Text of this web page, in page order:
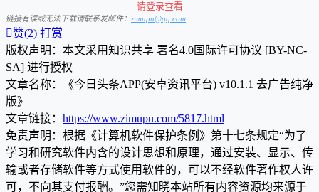
请登录查看
链接有误或无法下载请联系发邮件： zimupu@qq.com
赞(2) 打赏
版权声明：本文采用知识共享 署名4.0国际许可协议 [BY-NC-
SA] 进行授权
文章名称：《今日头条APP(安卓资讯平台) v10.1.1 去广告纯净
版》
文章链接： https://www.zimupu.com/5817.html
免责声明：根据《计算机软件保护条例》第十七条规定“为了
学习和研究软件内含的设计思想和原理，通过安装、显示、传
输或者存储软件等方式使用软件的，可以不经软件著作权人许
可，不向其支付报酬。”您需知晓本站所有内容资源均来源于